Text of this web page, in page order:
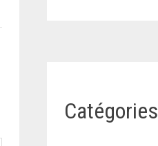
Catégories